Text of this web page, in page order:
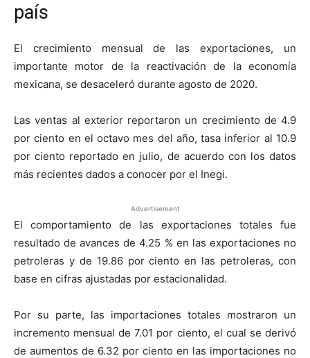
país
El crecimiento mensual de las exportaciones, un
importante motor de la reactivación de la economía
mexicana, se desaceleró durante agosto de 2020.
Las ventas al exterior reportaron un crecimiento de 4.9
por ciento en el octavo mes del año, tasa inferior al 10.9
por ciento reportado en julio, de acuerdo con los datos
más recientes dados a conocer por el Inegi.
Advertisement
El comportamiento de las exportaciones totales fue
resultado de avances de 4.25 % en las exportaciones no
petroleras y de 19.86 por ciento en las petroleras, con
base en cifras ajustadas por estacionalidad.
Por su parte, las importaciones totales mostraron un
incremento mensual de 7.01 por ciento, el cual se derivó
de aumentos de 6.32 por ciento en las importaciones no